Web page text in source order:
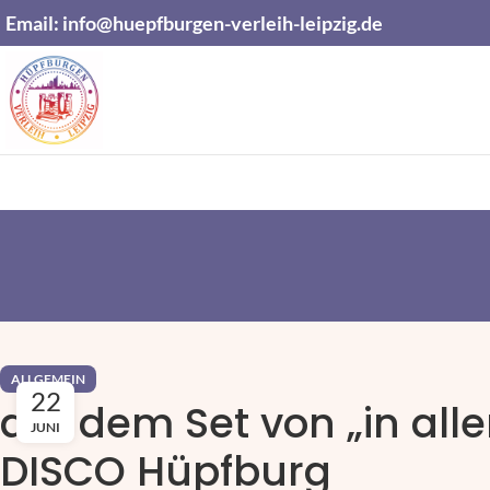
Email: info@huepfburgen-verleih-leipzig.de
ALLGEMEIN
auf dem Set von „in
DISCO Hüpfburg
22
JUNI